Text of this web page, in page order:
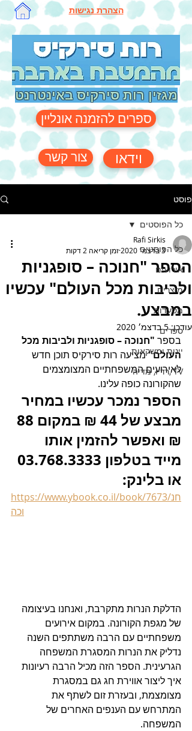
הצהרת נגישות
מגזין רות סירקיס באינטרנט
ספרים להזמנה אונליין
צור קשר וידאו
פוסט
כל הפוסטים
אירועים
מוצרים
מסעדות
ספרים
יינות ומשקאות
TV ,רדיו, מדיה
כל הפוסטים
הספר "חנוכה – סופגניות
ולביבות מכל העולם" עכשיו
במבצע.
Rafi Sirkis
3 בדצמ׳ 2020
זמן קריאה 2 דקות
עודכן:5 בדצמ׳ 2020
בספר "חנוכה – סופגניות ולביבות מכל
העולם" מציעה רות סירקיס תוכן חדש
לאירועים המשפחתיים המצומצמים
שהקורונה כופה עלינו.
הספר נמכר עכשיו במחיר
₪ ואפשר להזמין אותו
או בלינק:
https://www.ybook.co.il/book/7673/חנ
וכה
הדלקת הנרות מתקרבת, ואנחנו בעיצומה
של מגפת הקורונה. במקום אירועים
משפחתיים עם הרבה משתתפים השנה
נדליק את הנרות המסגרת המשפחה
הגרעינית. הספר הזה מכיל הרבה רעיונות
איך ליצור אווירת חג גם במסגרת
מצומצמת, ובעזרת זום לשתף את
המתרחש עם הענפים האחרים של
המשפחה.